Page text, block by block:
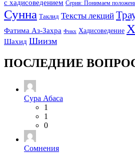
с хадисоведением Серия: Понимаем
Сунна Таклид Тексты лекций
Фатима Аз-Захра Фикх Хадисоведение
Шахид Шиизм
ПОСЛЕДНИЕ
Сура Абаса
1
1
0
Сомнения